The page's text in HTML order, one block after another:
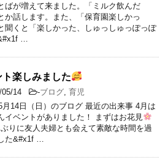
ばが増えて来ました。「ミルク飲んだ
か話します。また、「保育園楽しかっ
聞くと「楽しかった、しゅっしゅっぽっぽ
…
ト楽しみました
05/14 -ブログ 育児
月14日（日）のブログ 最近の出来事 4月は
イベントがありました！ まずはお花見
りに友人夫婦とも会えて素敵な時間を過
た&#x1f …